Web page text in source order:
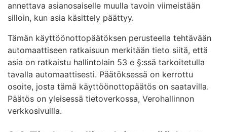
annettava asianosaiselle muulla tavoin viimeistään
silloin, kun asia käsittely päättyy.
Tämän käyttöönottopäätöksen perusteella tehtävään
automaattiseen ratkaisuun merkitään tieto siitä, että
asia on ratkaistu hallintolain 53 e §:ssä tarkoitetulla
tavalla automaattisesti. Päätöksessä on kerrottu
osoite, josta tämä käyttöönottopäätös on saatavilla.
Päätös on yleisessä tietoverkossa, Verohallinnon
verkkosivuilla.